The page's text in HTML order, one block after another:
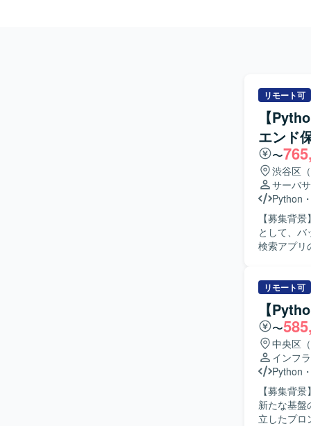
リモート可
【
エンド
〜
渋谷区
サーバ
Python
【募集背
として、バッ
検索アプリ
装方針の検討にも関わ
ョンを取
し、自ら
方にご活躍いただける環境で
AWSを中
アントと
ことができるた
AWS
ております
ます。
リモート可
【
〜
中央区
インフ
Python
【募集背
新たな基盤の開発を進めて
立したプロ